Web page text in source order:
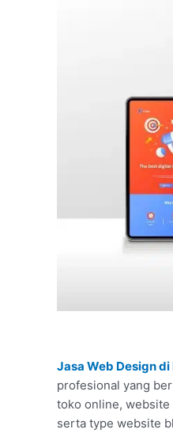
Jasa Web Design
profesional yang
toko online, website
serta type website